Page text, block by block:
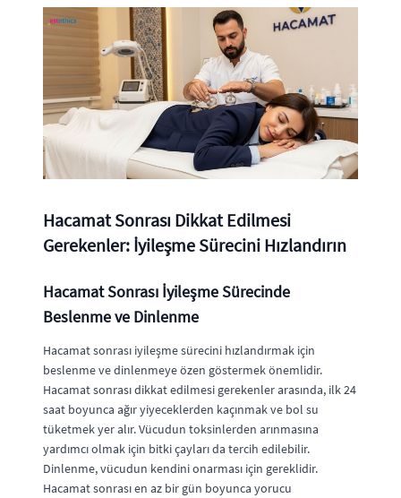
Hacamat Sonrası Dikkat Edilmesi
Gerekenler: İyileşme Sürecini Hızlandırın
Hacamat Sonrası İyileşme Sürecinde
Beslenme ve Dinlenme
Hacamat sonrası iyileşme sürecini hızlandırmak için
beslenme ve dinlenmeye özen göstermek önemlidir.
Hacamat sonrası dikkat edilmesi gerekenler arasında, ilk 24
saat boyunca ağır yiyeceklerden kaçınmak ve bol su
tüketmek yer alır. Vücudun toksinlerden arınmasına
yardımcı olmak için bitki çayları da tercih edilebilir.
Dinlenme, vücudun kendini onarması için gereklidir.
Hacamat sonrası en az bir gün boyunca yorucu